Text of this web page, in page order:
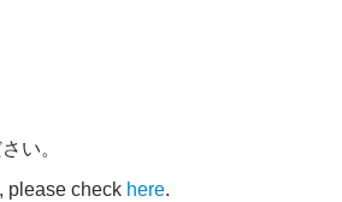
い。
please check here.